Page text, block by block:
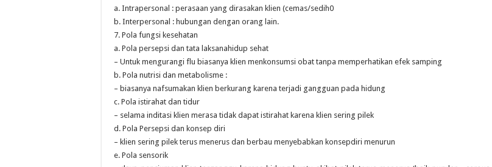
a. Intrapersonal : perasaan yang dirasakan klien (cemas/sedih0
b. Interpersonal : hubungan dengan orang lain.
7. Pola fungsi kesehatan
a. Pola persepsi dan tata laksanahidup sehat
– Untuk mengurangi flu biasanya klien menkonsumsi obat tanpa memperhatikan efek samping
b. Pola nutrisi dan metabolisme :
– biasanya nafsumakan klien berkurang karena terjadi gangguan pada hidung
c. Pola istirahat dan tidur
– selama inditasi klien merasa tidak dapat istirahat karena klien sering pilek
d. Pola Persepsi dan konsep diri
– klien sering pilek terus menerus dan berbau menyebabkan konsepdiri menurun
e. Pola sensorik